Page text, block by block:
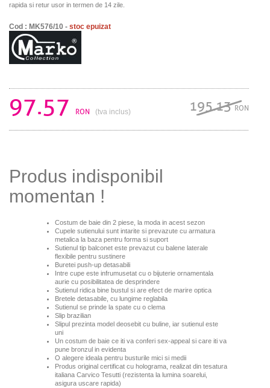
rapida si retur usor in termen de 14 zile.
Cod : MK576/10 - stoc epuizat
97.57 RON (tva inclus) 195.13RON
Produs indisponibil
momentan !
Costum de baie din 2 piese, la moda in acest sezon
Cupele sutienului sunt intarite si prevazute cu armatura
metalica la baza pentru forma si suport
Sutienul tip balconet este prevazut cu balene laterale
flexibile pentru sustinere
Buretei push-up detasabili
Intre cupe este infrumusetat cu o bijuterie ornamentala
aurie cu posibilitatea de desprindere
Sutienul ridica bine bustul si are efect de marire optica
Bretele detasabile, cu lungime reglabila
Sutienul se prinde la spate cu o clema
Slip brazilian
Slipul prezinta model deosebit cu buline, iar sutienul este
uni
Un costum de baie ce iti va conferi sex-appeal si care iti va
pune bronzul in evidenta
O alegere ideala pentru busturile mici si medii
Produs original certificat cu holograma, realizat din tesatura
italiana Carvico Tesutti (rezistenta la lumina soarelui,
asigura uscare rapida)